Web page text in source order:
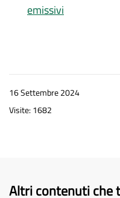
emissivi
16 Settembre 2024
Visite: 1682
Altri contenuti che